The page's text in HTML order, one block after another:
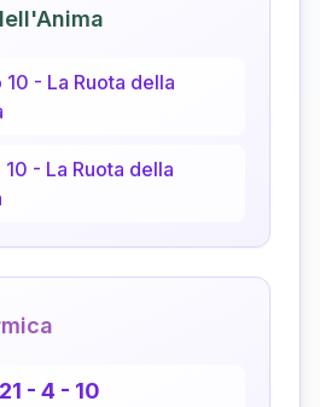
10 - La Ruota della
10 - La Ruota della
21 - 4 - 10